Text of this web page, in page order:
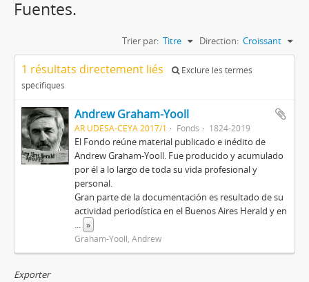
Fuentes.
Trier par: Titre Direction: Croissant
1 résultats directement liés
Exclure les termes
spécifiques
Andrew Graham-Yooll
AR UDESA-CEYA 2017/1 Fonds 1824-2019
El Fondo reúne material publicado e inédito de
Andrew Graham-Yooll. Fue producido y acumulado
por él a lo largo de toda su vida profesional y
personal.
Gran parte de la documentación es resultado de su
actividad periodística en el Buenos Aires Herald y en
... »
Graham-Yooll, Andrew
Exporter